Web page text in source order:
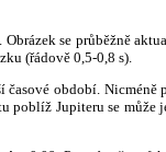
se průběžně
(řádově 0,5-0,8 s).
časové období.
poblíž Jupiteru se